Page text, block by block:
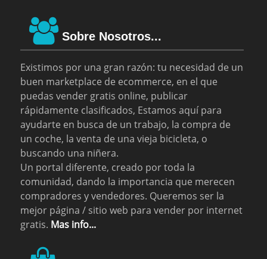
Sobre Nosotros...
Existimos por una gran razón: tu necesidad de un
buen marketplace de ecommerce, en el que
puedas vender gratis online, publicar
rápidamente clasificados, Estamos aquí para
ayudarte en busca de un trabajo, la compra de
un coche, la venta de una vieja bicicleta, o
buscando una niñera.
Un portal diferente, creado por toda la
comunidad, dando la importancia que merecen
compradores y vendedores. Queremos ser la
mejor página / sitio web para vender por internet
gratis. Mas info...